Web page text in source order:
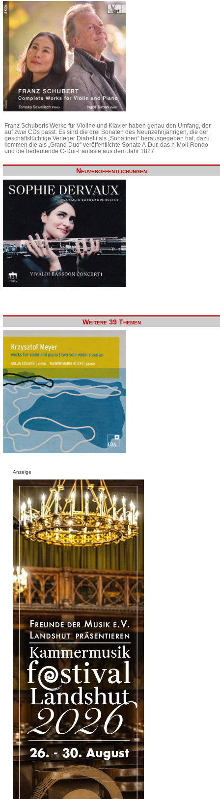
Franz Schuberts Werke für Violine und Klavier haben genau den Umfang, der
auf zwei CDs passt. Es sind die drei Sonaten des Neunzehnjährigen, die der
geschäftstüchtige Verleger Diabelli als „Sonatinen“ herausgegeben hat, dazu
kommen die als „Grand Duo“ veröffentlichte Sonate A-Dur, das h-Moll-Rondo
und die bedeutende C-Dur-Fantasie aus dem Jahr 1827.
Neuveröffentlichungen
Weitere 39 Themen
Anzeige